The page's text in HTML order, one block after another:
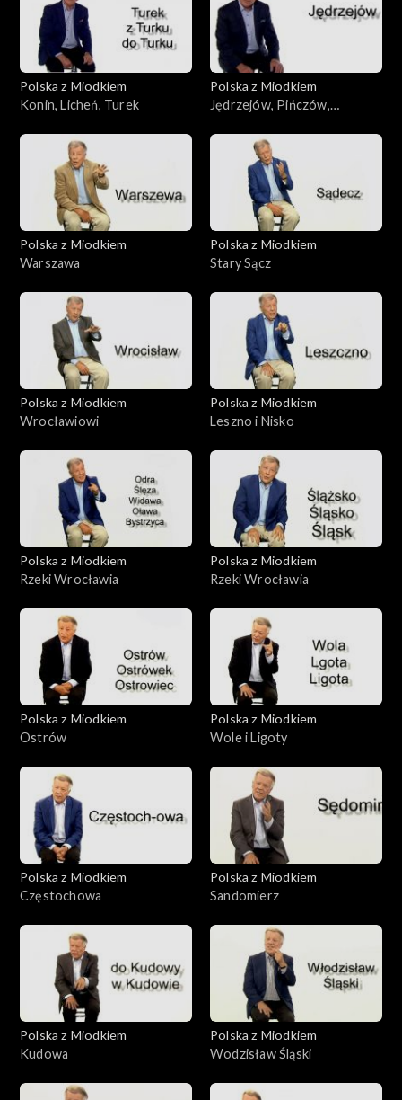
Polska z Miodkiem
Konin, Licheń, Turek
Polska z Miodkiem
Jędrzejów, Pińczów,
Polska z Miodkiem
Warszawa
Polska z Miodkiem
Stary Sącz
Polska z Miodkiem
Wrocławiowi
Polska z Miodkiem
Leszno i Nisko
Polska z Miodkiem
Rzeki Wrocławia
Polska z Miodkiem
Rzeki Wrocławia
Polska z Miodkiem
Ostrów
Polska z Miodkiem
Wole i Ligoty
Polska z Miodkiem
Częstochowa
Polska z Miodkiem
Sandomierz
Polska z Miodkiem
Kudowa
Polska z Miodkiem
Wodzisław Śląski